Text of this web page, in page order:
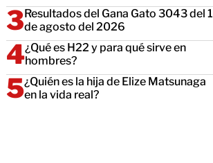
Resultados del Gana Gato 3043 del 1
de agosto del 2026
¿Qué es H22 y para qué sirve en
hombres?
¿Quién es la hija de Elize Matsunaga
en la vida real?